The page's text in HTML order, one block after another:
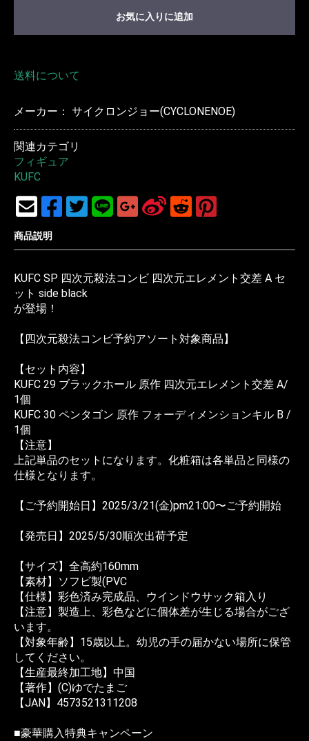
お気に入りに追加
送料について
メーカー： サイクロンジョー(CYCLONENOE)
関連カテゴリ
フィギュア
KUFC
商品説明
KUFC SP 四次元殺法コンビ 四次元エレメント交差 A セ
ット side black
が登場！
【四次元殺法コンビ予約アソート対象商品】
【セット内容】
KUFC 29 ブラックホール 原作 四次元エレメント交差 A/
1個
KUFC 30 ペンタゴン 原作 フォーディメンションキル B /
1個
【注意】
上記単品のセットになります。化粧箱は各単品と同様の
仕様となります。
【ご予約開始日】2025/3/21(金)pm21:00〜ご予約開始
【発売日】2025/5/30順次出荷予定
【サイズ】全高約160mm
【素材】ソフビ製(PVC
【仕様】彩色済み完成品、ウインドウサック箱入り
【注意】製造上、彩色などに個体差が生じる場合がござ
います。
【対象年齢】15歳以上。幼児の手の届かない場所に保管
してください。
【生産最終加工地】中国
【著作】(C)ゆでたまご
【JAN】4573521311208
■豪華購入特典キャンペーン